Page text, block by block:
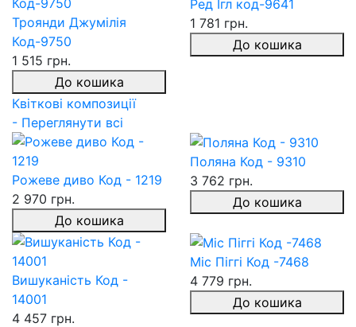
Троянди Джумілія
Код-9750
1 515 грн.
До кошика
Ред Ігл код-9641
1 781 грн.
До кошика
Квіткові композиції
- Переглянути всі
Рожеве диво Код - 1219
2 970 грн.
До кошика
Поляна Код - 9310
3 762 грн.
До кошика
Вишуканість Код -
14001
4 457 грн.
Міс Піггі Код -7468
4 779 грн.
До кошика